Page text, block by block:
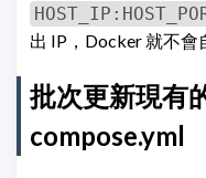
出 IP，Docker 就不會
批次更新現有
compose.yml